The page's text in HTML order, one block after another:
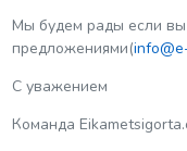
Мы будем рады если
предложениями(
С уважением
Команда